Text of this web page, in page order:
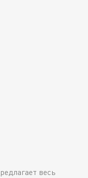
весь